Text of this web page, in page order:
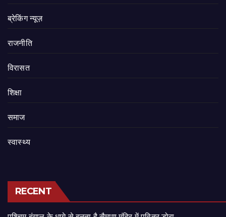
ब्रेकिंग न्यूज़
राजनीति
‍‍विरासत
शिक्षा
समाज
स्वास्थ्य
RECENT